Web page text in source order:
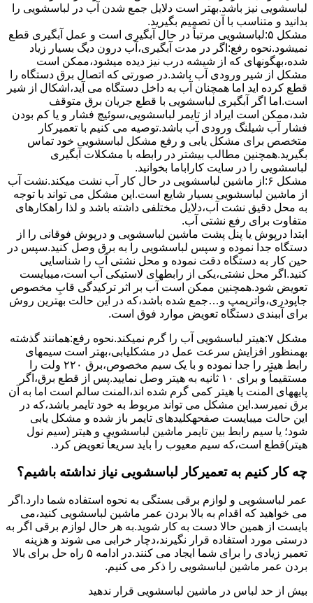
لباسشویی نیز باشد.بهتر است دلایل جمع شدن آب در لباسشویی را
بدانید و متناسب با آن تصمیم بگیرید.
مشکل ۵:لباسشویی مرتباً در ﺣﺎل آﺑﮕﯿﺮی اﺳﺖ و ﻋﻤﻞ آﺑﮕﯿﺮی ﻗﻄﻊ
نمیشود.نحوه رﻓﻊ:اﮔﺮ در ﻣﺪت آﺑﮕﯿﺮی،آب درون دﯾﮓ ﺑﺴﯿﺎر زﯾﺎد
ﺷﺪه،بهگونهای ﮐﻪ از ﺷﯿﺸﻪ درب ﻧﯿﺰ دﯾﺪه میشود،ممکن است
مشکل از شیر ورودی آب باشد.در صورتی که اتصال برق دستگاه را
قطع کرده اید اما همچنان آب به داخل دستگاه می آید،اشکال از شیر
است.اما اگر آبگیری لباسشویی با قطع جریان برق متوقف
شد،ممکن است ایراد از تایمر لباسشویی،سوئیچ فشار و یا کم بودن
فشار آب شیلنگ ورودی آب باشد.توصیه می کنیم با تعمیرکار
متخصص برای مشکل یابی و رفع مشکل لباسشویی خود تماس
بگیرید.همچنین مطالب بیشتر در رابطه با مشکلات آبگیری
لباسشویی را در سایت کاراباما بخوانید.
مشکل ۶:از ﻣﺎﺷﯿﻦ لباسشویی در ﺣﺎل ﮐﺎر آب ﻧﺸﺖ میکند.نشت آب
از ماشین لباسشویی بسیار شایع است.این مشکل می تواند با توجه
به محل دقیق نشت آب،دلایل مختلفی داشته باشد و لذا راهکارهای
متفاوت برای رفع نشتی آب.
ابتدا درپوش یا پنل ﭘﺸﺖ ﻣﺎﺷﯿﻦ لباسشویی و درپوش ﻓﻮﻗﺎﻧﯽ را از
دستگاه ﺟﺪا ﻧﻤﻮده و ﺳﭙﺲ لباسشویی را ﺑﻪ ﺑﺮق وصل ﮐﻨﯿﺪ.سپس در
حین کار به دستگاه دقت نموده و ﻣﺤﻞ نشتی آب را ﺷﻨﺎﺳﺎﯾﯽ
کنید.اﮔﺮ ﻣﺤﻞ نشتی،ﯾﮑﯽ از رابطهای ﻻﺳﺘﯿﮑﯽ آب اﺳﺖ،میبایست
ﺗﻌﻮﯾﺾ شود.همچنین ﻣﻤﮑﻦ اﺳﺖ آب بر اثر ﺗﺮﮐﯿﺪﮔﯽ قابِ ﻣﺨﺼﻮص
ﺟﺎﭘﻮدری،واترپمپ و…جمع شده ﺑﺎﺷﺪ،ﮐﻪ در این حالت بهترین روش
برای آببندی دستگاه ﺗﻌﻮﯾﺾ ﻣﻮارد ﻓﻮق اﺳﺖ.
مشکل ۷:ﻫﯿﺘﺮ لباسشویی آب را ﮔﺮم نمیکند.نحوه رﻓﻊ:ﻫﻤﺎﻧﻨﺪ ﮔﺬﺷﺘﻪ
بهمنظور اﻓﺰاﯾﺶ ﺳﺮﻋﺖ ﻋﻤﻞ در مشکلیابی،بهتر است سیمهای
راﺑﻂ ﻫﯿﺘﺮ را ﺟﺪا ﻧﻤﻮده و ﺑﺎ ﯾﮏ ﺳﯿﻢ ﻣﺨﺼﻮص،برق ۲۲۰ ولت را
مستقیماً و برای ۱۰ ﺛﺎﻧﯿﻪ ﺑﻪ ﻫﯿﺘﺮ وصل نمایید.ﭘﺲ از ﻗﻄﻊ ﺑﺮق،اﮔﺮ
پایههای اﻟﻤﻨﺖ یا هیتر کمی ﮔﺮم ﺷﺪه اند،اﻟﻤﻨﺖ ﺳﺎﻟﻢ است اما ﺑﻪ آن
ﺑﺮق نمیرسد.اﯾﻦ ﻣﺸﮑﻞ می تواند مربوط به ﺧﻮد ﺗﺎﯾﻤﺮ باشد،ﮐﻪ در
این حالت میبایست صفحهکلیدهای ﺗﺎﯾﻤﺮ باز شده و مشکل یابی
شود؛ ﯾﺎ ﺳﯿﻢ راﺑﻂ ﺑﯿﻦ ﺗﺎﯾﻤﺮ ماشین لباسشویی و ﻫﯿﺘﺮ (سیم ﻧﻮل
ﻫﯿﺘﺮ)ﻗﻄﻊ اﺳﺖ،ﮐﻪ ﺳﯿﻢ ﻣﻌﯿﻮب را ﺑﺎﯾﺪ سریعاً ﺗﻌﻮﯾﺾ کرد.
چه کار کنیم به تعمیرکار لباسشویی نیاز نداشته باشیم؟
عمر لباسشویی و لوازم برقی بستگی به نحوه استفاده شما دارد.اگر
می خواهید که اقدام به بالا بردن عمر ماشین لباسشویی کنید،می
بایست از همین حالا دست به کار شوید.به هر حال لوازم برقی اگر به
درستی مورد استفاده قرار نگیرند،دچار خرابی می شوند و هزینه
تعمیر زیادی را برای شما ایجاد می کنند.در ادامه ۵ راه حل برای بالا
بردن عمر ماشین لباسشویی را ذکر می کنیم.
بیش از حد لباس در ماشین لباسشویی قرار ندهید